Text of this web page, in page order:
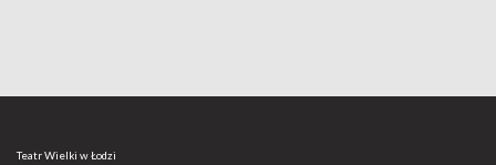
Teatr Wielki w Łodzi